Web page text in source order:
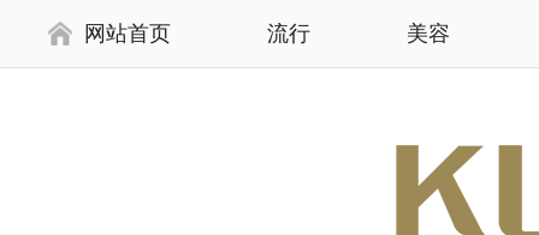
网站首页 流行 美容